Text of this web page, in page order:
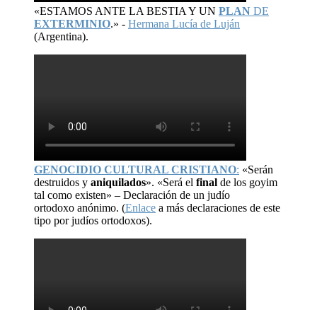
«ESTAMOS ANTE LA BESTIA Y UN PLAN DE
EXTERMINIO.» - Hermana Lucía de Luján
(Argentina).
GENOCIDIO CULTURAL CRISTIANO: «Serán
destruidos y aniquilados». «Será el final de los goyim
tal como existen» – Declaración de un judío
ortodoxo anónimo. (Enlace a más declaraciones de este
tipo por judíos ortodoxos).